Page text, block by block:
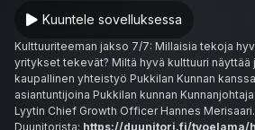
Kuuntele sovelluksessa
Kulttuuriteeman jakso 7/7: Millaisia tekoja
yritykset tekevät? Miltä hyvä kulttuuri näyttää
kaupallinen yhteistyö Pukkilan Kunnan
asiantuntijoina Pukkilan kunnan
Lyytin Chief Growth Officer Hannes
Duunitorista: https://duunitori.fi/tyoelama/